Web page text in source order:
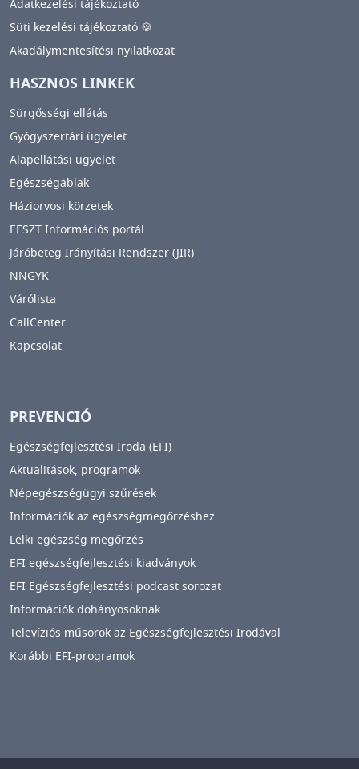
Adatkezelési tájékoztató
Süti kezelési tájékoztató 🍪
Akadálymentesítési nyilatkozat
HASZNOS LINKEK
Sürgősségi ellátás
Gyógyszertári ügyelet
Alapellátási ügyelet
Egészségablak
Háziorvosi körzetek
EESZT Információs portál
Járóbeteg Irányítási Rendszer (JIR)
NNGYK
Várólista
CallCenter
Kapcsolat
PREVENCIÓ
Egészségfejlesztési Iroda (EFI)
Aktualitások, programok
Népegészségügyi szűrések
Információk az egészségmegőrzéshez
Lelki egészség megőrzés
EFI egészségfejlesztési kiadványok
EFI Egészségfejlesztési podcast sorozat
Információk dohányosoknak
Televíziós műsorok az Egészségfejlesztési Irodával
Korábbi EFI-programok